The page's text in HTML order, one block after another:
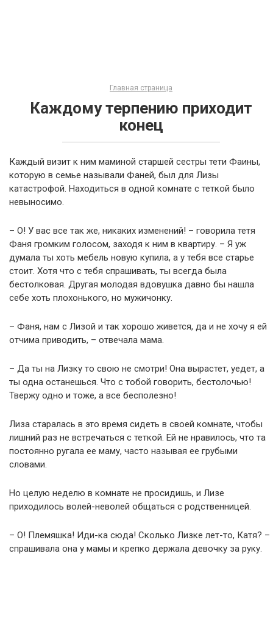
Главная страница
Каждому терпению приходит
конец
Каждый визит к ним маминой старшей сестры тети Фаины,
которую в семье называли Фаней, был для Лизы
катастрофой. Находиться в одной комнате с теткой было
невыносимо.
– О! У вас все так же, никаких изменений! – говорила тетя
Фаня громким голосом, заходя к ним в квартиру. – Я уж
думала ты хоть мебель новую купила, а у тебя все старье
стоит. Хотя что с тебя спрашивать, ты всегда была
бестолковая. Другая молодая вдовушка давно бы нашла
себе хоть плохонького, но мужичонку.
– Фаня, нам с Лизой и так хорошо живется, да и не хочу я ей
отчима приводить, – отвечала мама.
– Да ты на Лизку то свою не смотри! Она вырастет, уедет, а
ты одна останешься. Что с тобой говорить, бестолочью!
Твержу одно и тоже, а все бесполезно!
Лиза старалась в это время сидеть в своей комнате, чтобы
лишний раз не встречаться с теткой. Ей не нравилось, что та
постоянно ругала ее маму, часто называя ее грубыми
словами.
Но целую неделю в комнате не просидишь, и Лизе
приходилось волей-неволей общаться с родственницей.
– О! Племяшка! Иди-ка сюда! Сколько Лизке лет-то, Катя? –
спрашивала она у мамы и крепко держала девочку за руку.